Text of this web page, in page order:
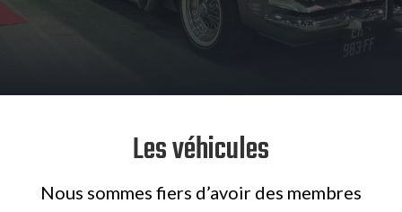
Les véhicules
Nous sommes fiers d’avoir des membres